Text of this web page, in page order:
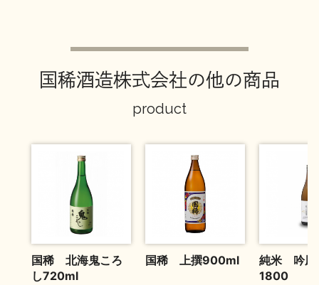
地酒蔵元会WEB展示会 地酒蔵元会利酒会
お問い合わせ
国稀酒造株式会社の他の商品
product
国稀 北海鬼ころ
し720ml
国稀 上撰900ml
純米 吟風
1800